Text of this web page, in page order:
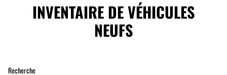
INVENTAIRE DE VÉHICULES
NEUFS
Recherche